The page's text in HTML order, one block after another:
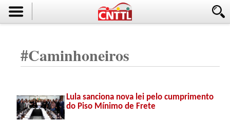
#Caminhoneiros
Lula sanciona nova lei pelo cumprimento
do Piso Mínimo de Frete